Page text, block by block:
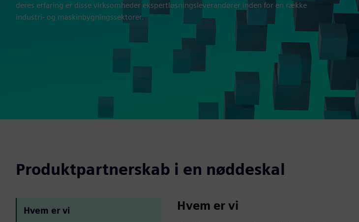
deres erfaring er disse virksomheder ekspertløsningsleverandører inden for en række
industri- og maskinbygningssektorer.
Produktpartnerskab i en nøddeskal
Hvem er vi Hvem er vi